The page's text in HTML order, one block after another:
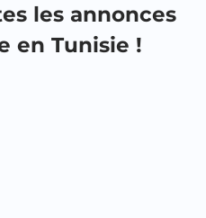
les annonces
en Tunisie !